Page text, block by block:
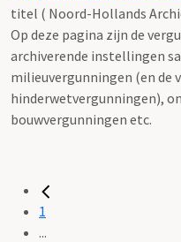
titel ( Noord-Hollands
Op deze pagina zijn de
archiverende instellingen
milieuvergunningen (en de
hinderwetvergunningen),
bouwvergunningen etc.
1
...